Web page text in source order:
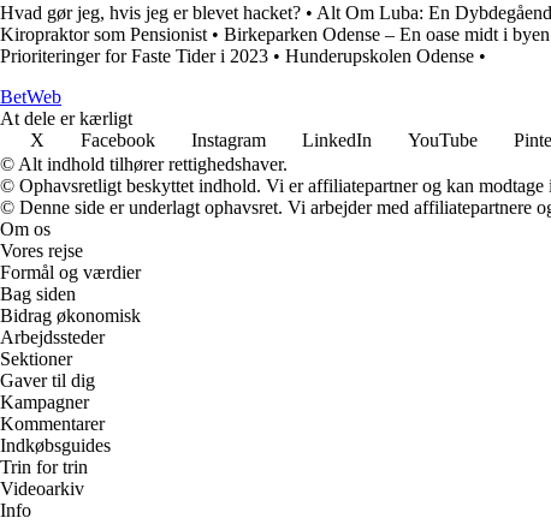
Hvad gør jeg, hvis jeg er blevet hacket? • Alt Om Luba: En
Kiropraktor som Pensionist • Birkeparken Odense – En oase midt i byen
Prioriteringer for Faste Tider i 2023 • Hunderupskolen Odense •
BetWeb
At dele er kærligt
X
Facebook Instagram LinkedIn YouTube
© Alt indhold tilhører rettighedshaver.
© Ophavsretligt beskyttet indhold. Vi er affiliatepartner og kan
© Denne side er underlagt ophavsret. Vi arbejder med affiliatepartnere
Om os
Vores rejse
Formål og værdier
Bag siden
Bidrag økonomisk
Arbejdssteder
Sektioner
Gaver til dig
Kampagner
Kommentarer
Indkøbsguides
Trin for trin
Videoarkiv
Info